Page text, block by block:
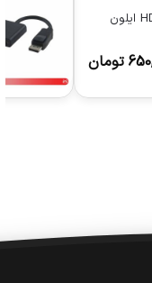
مبدل VGA به HDMI ایلون
تومان